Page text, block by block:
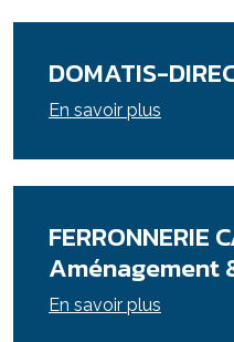
DOMATIS-
En savoir plus
FERRONNERIE
Aménagement
En savoir plus